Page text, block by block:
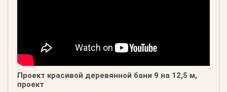
Проект красивой деревянной бани 9 на 12,5 м,
проект